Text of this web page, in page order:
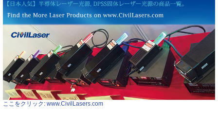
ここをクリック: www.CivilLasers.com